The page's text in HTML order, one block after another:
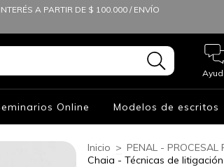
A PARTIR DE $ 100.000 / ENVÍO
Online Modelos de escritos
Inicio > PENAL - PROCESAL
Chaia - Técnicas de litigación